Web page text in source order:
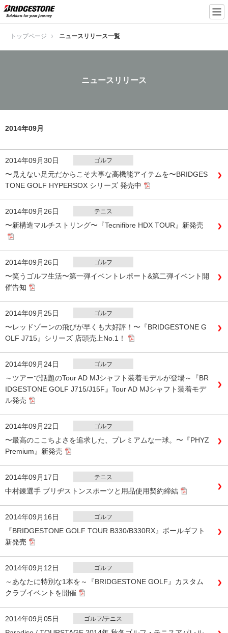
トップページ ニュースリリース一覧
ニュースリリース
2014年09月
2014年09月30日 ゴルフ
〜見えない足元だからこそ大事な高機能アイテムを〜BRIDGES
TONE GOLF HYPERSOX シリーズ 発売中
2014年09月26日 テニス
〜新構造マルチストリング〜『Tecnifibre HDX TOUR』新発売
2014年09月26日 ゴルフ
〜笑うゴルフ生活〜第一弾イベントレポート&第二弾イベント開
催告知
2014年09月25日 ゴルフ
〜レッドゾーンの飛びが早くも大好評！〜『BRIDGESTONE G
OLF J715』シリーズ 店頭売上No.1！
2014年09月24日 ゴルフ
～ツアーで話題のTour AD MJシャフト装着モデルが登場～『BR
IDGESTONE GOLF J715/J15F』Tour AD MJシャフト装着モデ
ル発売
2014年09月22日 ゴルフ
〜最高のここちよさを追求した、プレミアムな一球。〜『PHYZ
Premium』新発売
2014年09月17日 テニス
中村錬選手 ブリヂストンスポーツと用品使用契約締結
2014年09月16日 ゴルフ
『BRIDGESTONE GOLF TOUR B330/B330RX』ボールギフト
新発売
2014年09月12日 ゴルフ
～あなたに特別な1本を～『BRIDGESTONE GOLF』カスタム
クラブイベントを開催
2014年09月05日 ゴルフ/テニス